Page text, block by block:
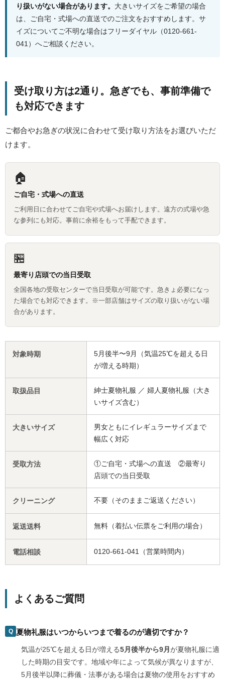
り扱いがない場合があります。 大きいサイズをご希望の場合
は、ご自宅・式場への直送でのご注文をおすすめします。サ
イズについてご不明な場合はフリーダイヤル（0120-661-
041）へご相談ください。
受け取り方は2通り。急ぎでも、事前準備で
も対応できます
ご都合やお急ぎの状況に合わせて受け取り方法をお選びいただ
けます。
🏠
ご自宅・式場への直送
ご利用日に合わせてご自宅や式場へお届けします。遠方の式場や急
な参列にも対応。事前に余裕をもって手配できます。
🏪
最寄り店頭での当日受取
全国各地の受取センターで当日受取が可能です。急きょ必要になっ
た場合でも対応できます。※一部店舗はサイズの取り扱いがない場
合があります。
対象時期
5月後半〜9月（気温25℃を超える日
が増える時期）
取扱品目
紳士夏物礼服 ／ 婦人夏物礼服（大き
いサイズ含む）
大きいサイズ
男女ともにイレギュラーサイズまで
幅広く対応
受取方法
①ご自宅・式場への直送 ②最寄り
店頭での当日受取
クリーニング 不要（そのままご返送ください）
返送送料 無料（着払い伝票をご利用の場合）
電話相談 0120-661-041（営業時間内）
よくあるご質問
夏物礼服はいつからいつまで着るのが適切ですか？
気温が25℃を超える日が増える5月後半から9月が夏物礼服に適
した時期の目安です。地域や年によって気候が異なりますが、
5月後半以降に葬儀・法事がある場合は夏物の使用をおすすめ